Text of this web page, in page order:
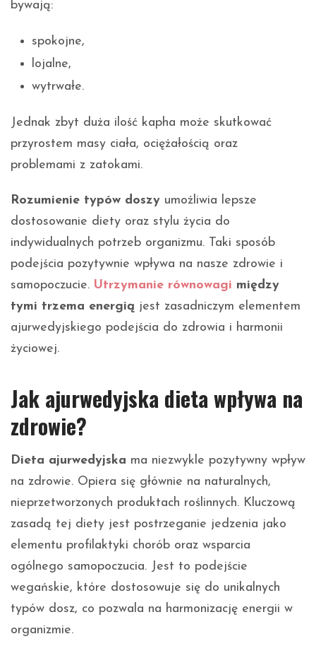
bywają:
spokojne,
lojalne,
wytrwałe.
Jednak zbyt duża ilość kapha może skutkować
przyrostem masy ciała, ociężałością oraz
problemami z zatokami.
Rozumienie typów doszy umożliwia lepsze
dostosowanie diety oraz stylu życia do
indywidualnych potrzeb organizmu. Taki sposób
podejścia pozytywnie wpływa na nasze zdrowie i
samopoczucie. Utrzymanie równowagi między
tymi trzema energią jest zasadniczym elementem
ajurwedyjskiego podejścia do zdrowia i harmonii
życiowej.
Jak ajurwedyjska dieta wpływa na
zdrowie?
Dieta ajurwedyjska ma niezwykle pozytywny wpływ
na zdrowie. Opiera się głównie na naturalnych,
nieprzetworzonych produktach roślinnych. Kluczową
zasadą tej diety jest postrzeganie jedzenia jako
elementu profilaktyki chorób oraz wsparcia
ogólnego samopoczucia. Jest to podejście
wegańskie, które dostosowuje się do unikalnych
typów dosz, co pozwala na harmonizację energii w
organizmie.